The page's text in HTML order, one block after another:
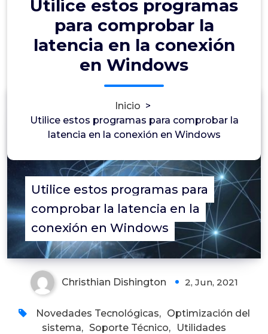
Utilice estos programas
para comprobar la
latencia en la conexión
en Windows
Inicio >
Utilice estos programas para comprobar la
latencia en la conexión en Windows
Utilice estos programas para
comprobar la latencia en la
conexión en Windows
0
Christhian Dishington 2, Jun, 2021
Novedades Tecnológicas, Optimización del
sistema, Soporte Técnico, Utilidades